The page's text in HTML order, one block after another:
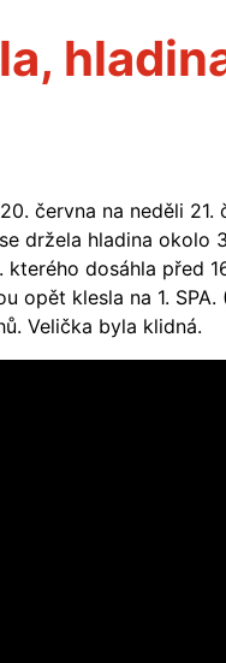
června na neděli 21.
držela hladina okolo
dosáhla před
opět klesla na 1. SPA.
Velička byla klidná.